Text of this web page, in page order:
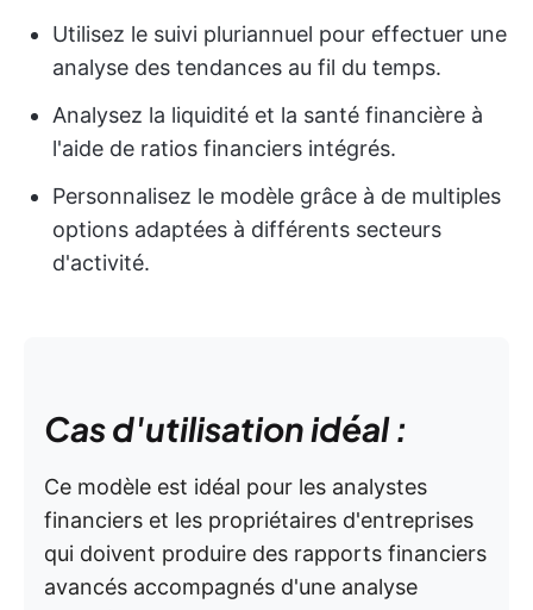
Utilisez le suivi pluriannuel pour effectuer une
analyse des tendances au fil du temps.
Analysez la liquidité et la santé financière à
l'aide de ratios financiers intégrés.
Personnalisez le modèle grâce à de multiples
options adaptées à différents secteurs
d'activité.
Cas d'utilisation idéal :
Ce modèle est idéal pour les analystes
financiers et les propriétaires d'entreprises
qui doivent produire des rapports financiers
avancés accompagnés d'une analyse